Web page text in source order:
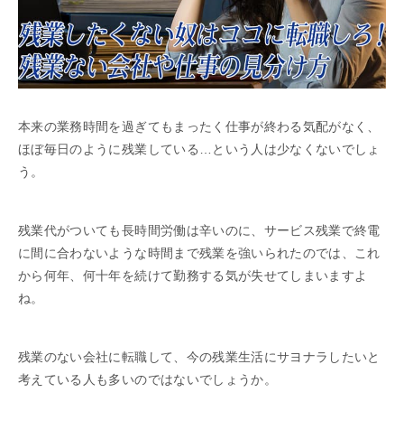
本来の業務時間を過ぎてもまったく仕事が終わる気配がなく、
ほぼ毎日のように残業している…という人は少なくないでしょ
う。
残業代がついても長時間労働は辛いのに、サービス残業で終電
に間に合わないような時間まで残業を強いられたのでは、これ
から何年、何十年を続けて勤務する気が失せてしまいますよ
ね。
残業のない会社に転職して、今の残業生活にサヨナラしたいと
考えている人も多いのではないでしょうか。